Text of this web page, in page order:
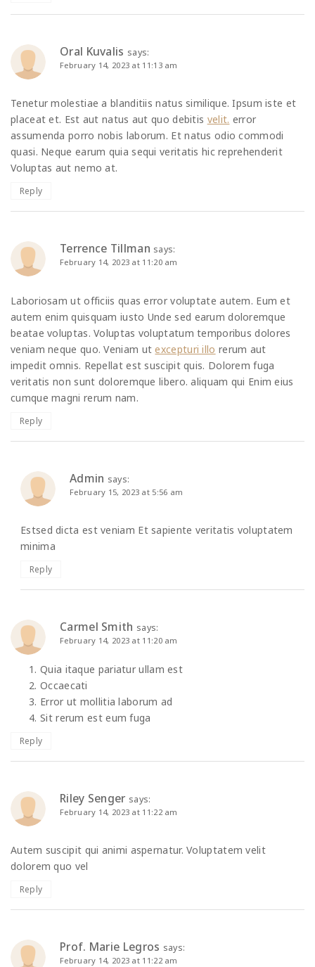
Oral Kuvalis says:
February 14, 2023 at 11:13 am
Tenetur molestiae a blanditiis natus similique. Ipsum iste et
placeat et. Est aut natus aut quo debitis velit. error
assumenda porro nobis laborum. Et natus odio commodi
quasi. Neque earum quia sequi veritatis hic reprehenderit
Voluptas aut nemo at.
Reply
Terrence Tillman says:
February 14, 2023 at 11:20 am
Laboriosam ut officiis quas error voluptate autem. Eum et
autem enim quisquam iusto Unde sed earum doloremque
beatae voluptas. Voluptas voluptatum temporibus dolores
veniam neque quo. Veniam utexcepturi illo rerum aut
impedit omnis. Repellat est suscipit quis. Dolorem fuga
veritatis non sunt doloremque libero. aliquam qui Enim eius
cumque magni rerum nam.
Reply
Admin says:
February 15, 2023 at 5:56 am
Estsed dicta est veniam Et sapiente veritatis voluptatem
minima
Reply
Carmel Smith says:
February 14, 2023 at 11:20 am
Quia itaque pariatur ullam est
Occaecati
Error ut mollitia laborum ad
Sit rerum est eum fuga
Reply
Riley Senger says:
February 14, 2023 at 11:22 am
Autem suscipit qui animi aspernatur. Voluptatem velit
dolorem quo vel
Reply
Prof. Marie Legros says:
February 14, 2023 at 11:22 am